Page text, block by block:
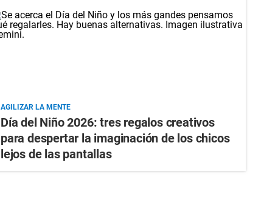
AGILIZAR LA MENTE
Día del Niño 2026: tres regalos creativos
para despertar la imaginación de los chicos
lejos de las pantallas